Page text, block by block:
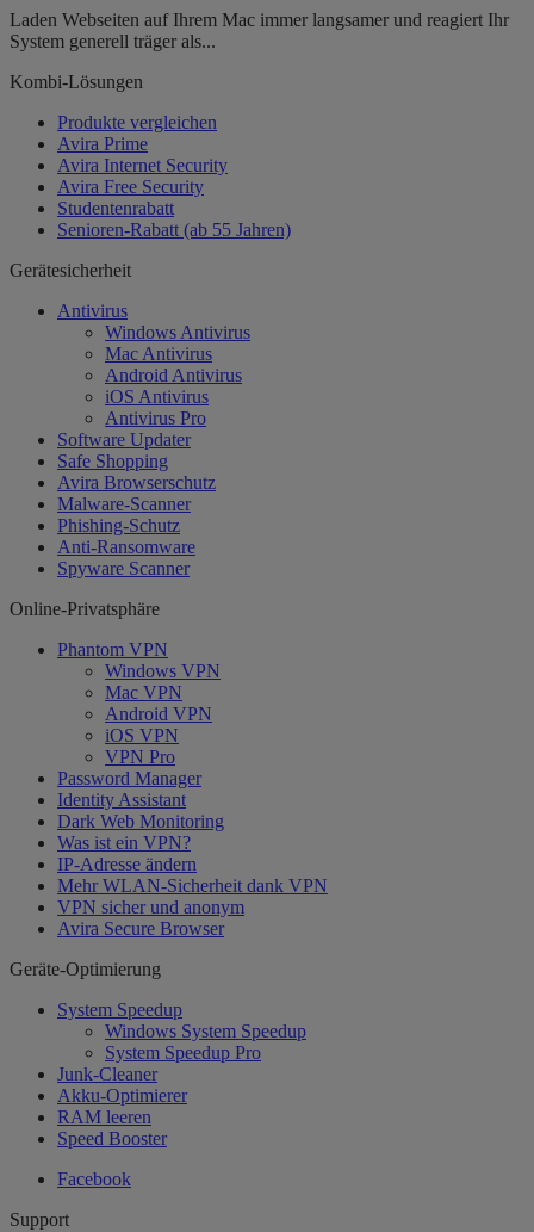
Laden Webseiten auf Ihrem Mac immer langsamer und reagiert Ihr
System generell träger als...
Kombi-Lösungen
Produkte vergleichen
Avira Prime
Avira Internet Security
Avira Free Security
Studentenrabatt
Senioren-Rabatt (ab 55 Jahren)
Gerätesicherheit
Antivirus
Windows Antivirus
Mac Antivirus
Android Antivirus
iOS Antivirus
Antivirus Pro
Software Updater
Safe Shopping
Avira Browserschutz
Malware-Scanner
Phishing-Schutz
Anti-Ransomware
Spyware Scanner
Online-Privatsphäre
Phantom VPN
Windows VPN
Mac VPN
Android VPN
iOS VPN
VPN Pro
Password Manager
Identity Assistant
Dark Web Monitoring
Was ist ein VPN?
IP-Adresse ändern
Mehr WLAN-Sicherheit dank VPN
VPN sicher und anonym
Avira Secure Browser
Geräte-Optimierung
System Speedup
Windows System Speedup
System Speedup Pro
Junk-Cleaner
Akku-Optimierer
RAM leeren
Speed Booster
Facebook
Support